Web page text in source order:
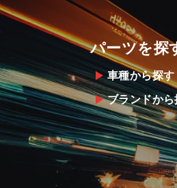
パーツを探
車種から探す
ブランドから